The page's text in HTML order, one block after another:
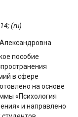
(ru)
пособие
в сфере
на основе
«Психология
и направлено